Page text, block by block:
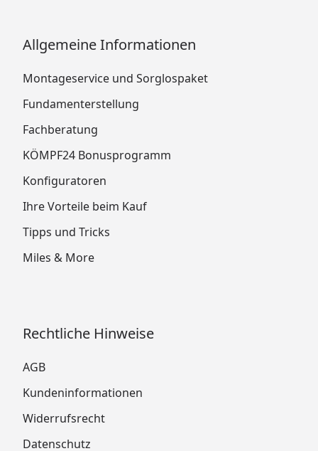
Allgemeine Informationen
Montageservice und Sorglospaket
Fundamenterstellung
Fachberatung
KÖMPF24 Bonusprogramm
Konfiguratoren
Ihre Vorteile beim Kauf
Tipps und Tricks
Miles & More
Rechtliche Hinweise
AGB
Kundeninformationen
Widerrufsrecht
Datenschutz